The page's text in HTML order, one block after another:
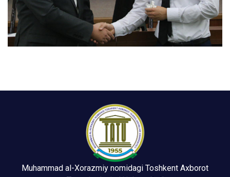
Muhammad al-Xorazmiy nomidagi Toshkent Axborot